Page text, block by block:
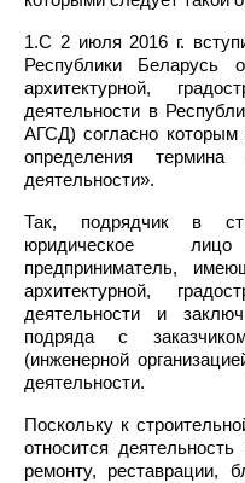
1.С 2 июля 2016 г.
Республики
архитектурной,
деятельности в
АГСД) согласно
определения термина
деятельности».
Так, подрядчик в
юридическое
предприниматель,
архитектурной,
деятельности и
подряда с
(инженерной
деятельности.
Поскольку к
относится
ремонту, реставрации,